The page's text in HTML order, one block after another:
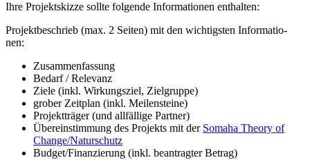
Ihre Pro­jekt­skizze sollte fol­gende Infor­ma­tio­nen ent­hal­ten:
Pro­jekt­be­schrieb (max. 2 Sei­ten) mit den wich­tigs­ten Infor­ma­tio­
nen:
Zusam­men­fas­sung
Bedarf / Rele­vanz
Ziele (inkl. Wir­kungs­ziel, Ziel­gruppe)
gro­ber Zeit­plan (inkl. Mei­len­steine)
Pro­jekt­trä­ger (und all­fäl­lige Part­ner)
Über­ein­stim­mung des Pro­jekts mit der Somaha Theory of
Change/Naturschutz
Budget/Finanzierung (inkl. bean­trag­ter Betrag)